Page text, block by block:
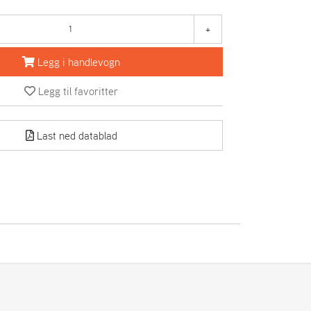
+
Legg i handlevogn
Legg til favoritter
Last ned datablad